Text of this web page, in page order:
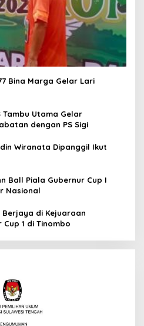
Bina Marga Gelar Lari
Tambu Utama Gelar
dengan PS Sigi
Wiranata Dipanggil Ikut
Ball Piala Gubernur Cup I
Nasional
di Kejuaraan
1 di Tinombo